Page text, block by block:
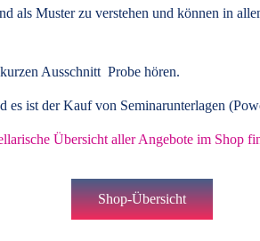
als Muster zu verstehen und können in
Ausschnitt Probe hören.
es ist der Kauf von Seminarunterlagen
Übersicht aller Angebote im Shop
Shop-Übersicht